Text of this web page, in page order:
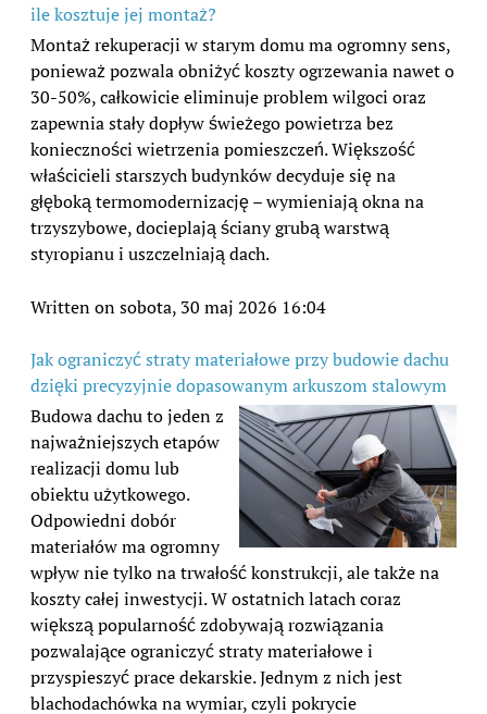
ile kosztuje jej montaż?
Montaż rekuperacji w starym domu ma ogromny sens,
ponieważ pozwala obniżyć koszty ogrzewania nawet o
30-50%, całkowicie eliminuje problem wilgoci oraz
zapewnia stały dopływ świeżego powietrza bez
konieczności wietrzenia pomieszczeń. Większość
właścicieli starszych budynków decyduje się na
głęboką termomodernizację – wymieniają okna na
trzyszybowe, docieplają ściany grubą warstwą
styropianu i uszczelniają dach.
Written on sobota, 30 maj 2026 16:04
Jak ograniczyć straty materiałowe przy budowie dachu
dzięki precyzyjnie dopasowanym arkuszom stalowym
Budowa dachu to jeden z
najważniejszych etapów
realizacji domu lub
obiektu użytkowego.
Odpowiedni dobór
materiałów ma ogromny
wpływ nie tylko na trwałość konstrukcji, ale także na
koszty całej inwestycji. W ostatnich latach coraz
większą popularność zdobywają rozwiązania
pozwalające ograniczyć straty materiałowe i
przyspieszyć prace dekarskie. Jednym z nich jest
blachodachówka na wymiar, czyli pokrycie